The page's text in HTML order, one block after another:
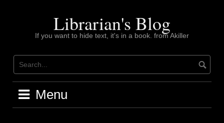
Librarian's Blog
If you want to hide text, it's in a book. from Akiller
Menu